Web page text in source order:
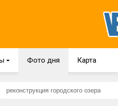
{ Фото дня Карта